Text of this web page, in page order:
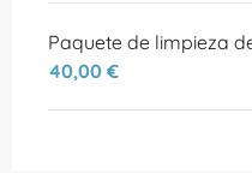
Paquete de limpieza
40,00 €